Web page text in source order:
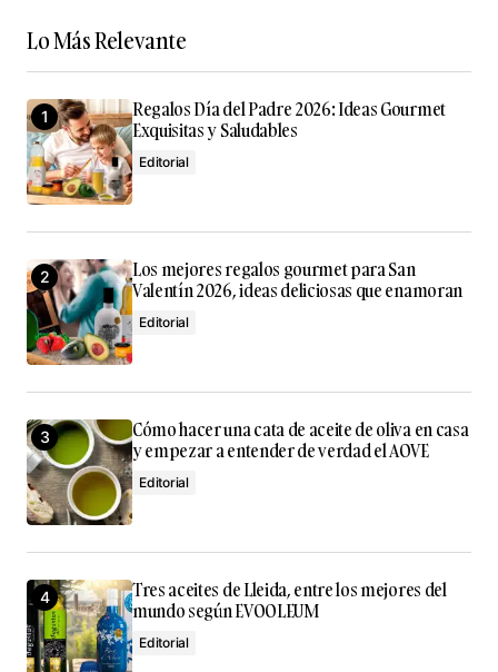
Lo Más Relevante
Regalos Día del Padre 2026: Ideas Gourmet
Exquisitas y Saludables
Editorial
Los mejores regalos gourmet para San
Valentín 2026, ideas deliciosas que enamoran
Editorial
Cómo hacer una cata de aceite de oliva en casa
y empezar a entender de verdad el AOVE
Editorial
Tres aceites de Lleida, entre los mejores del
mundo según EVOOLEUM
Editorial